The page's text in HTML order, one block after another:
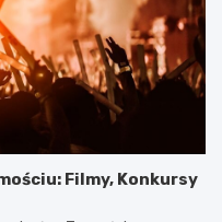
Filmy, Konkursy